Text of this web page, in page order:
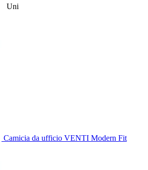
Uni
Camicia da ufficio VENTI Modern Fit